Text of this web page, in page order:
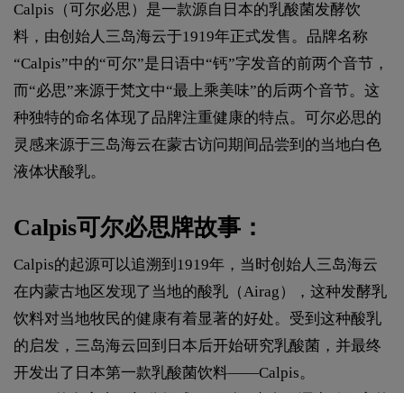
Calpis（可尔必思）是一款源自日本的乳酸菌发酵饮
料，由创始人三岛海云于1919年正式发售。品牌名称
“Calpis”中的“可尔”是日语中“钙”字发音的前两个音节，
而“必思”来源于梵文中“最上乘美味”的后两个音节。这
种独特的命名体现了品牌注重健康的特点。可尔必思的
灵感来源于三岛海云在蒙古访问期间品尝到的当地白色
液体状酸乳。
Calpis可尔必思牌故事：
Calpis的起源可以追溯到1919年，当时创始人三岛海云
在内蒙古地区发现了当地的酸乳（Airag），这种发酵乳
饮料对当地牧民的健康有着显著的好处。受到这种酸乳
的启发，三岛海云回到日本后开始研究乳酸菌，并最终
开发出了日本第一款乳酸菌饮料——Calpis。